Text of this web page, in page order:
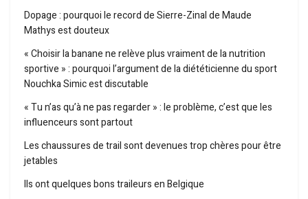
Dopage : pourquoi le record de Sierre-Zinal de Maude
Mathys est douteux
« Choisir la banane ne relève plus vraiment de la nutrition
sportive » : pourquoi l’argument de la diététicienne du sport
Nouchka Simic est discutable
« Tu n’as qu’à ne pas regarder » : le problème, c’est que les
influenceurs sont partout
Les chaussures de trail sont devenues trop chères pour être
jetables
Ils ont quelques bons traileurs en Belgique